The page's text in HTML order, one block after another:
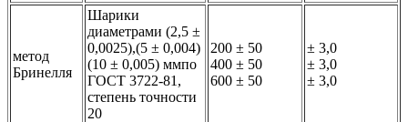
метод
Бринелля
Шарики
диаметрами (2,5 ±
0,0025),(5 ± 0,004)
(10 ± 0,005) ммпо
ГОСТ 3722-81,
степень точности
20
200 ± 50
400 ± 50
600 ± 50
± 3,0
± 3,0
± 3,0